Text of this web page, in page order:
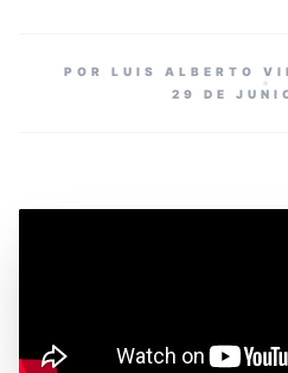
POR LUIS ALBERTO
29 DE